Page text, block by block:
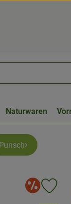
Naturwaren
Punsch